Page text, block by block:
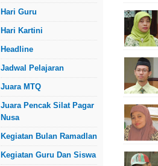
Hari Guru
Hari Kartini
Headline
Jadwal Pelajaran
Juara MTQ
Juara Pencak Silat Pagar
Nusa
Kegiatan Bulan Ramadlan
Kegiatan Guru Dan Siswa